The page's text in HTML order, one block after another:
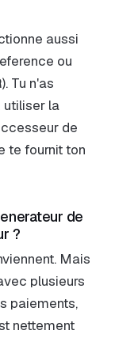
aussi
ou
Tu n'as
utiliser la
de
te fournit ton
de
?
Mais
plusieurs
paiements,
nettement